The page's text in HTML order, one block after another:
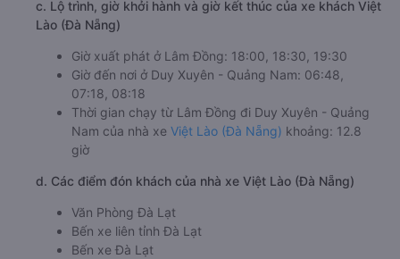
c. Lộ trình, giờ khởi hành và giờ kết thúc của xe khách Việt
Lào (Đà Nẵng)
Giờ xuất phát ở Lâm Đồng: 18:00, 18:30, 19:30
Giờ đến nơi ở Duy Xuyên - Quảng Nam: 06:48,
07:18, 08:18
Thời gian chạy từ Lâm Đồng đi Duy Xuyên - Quảng
Nam của nhà xe Việt Lào (Đà Nẵng) khoảng: 12.8
giờ
d. Các điểm đón khách của nhà xe Việt Lào (Đà Nẵng)
Văn Phòng Đà Lạt
Bến xe liên tỉnh Đà Lạt
Bến xe Đà Lạt